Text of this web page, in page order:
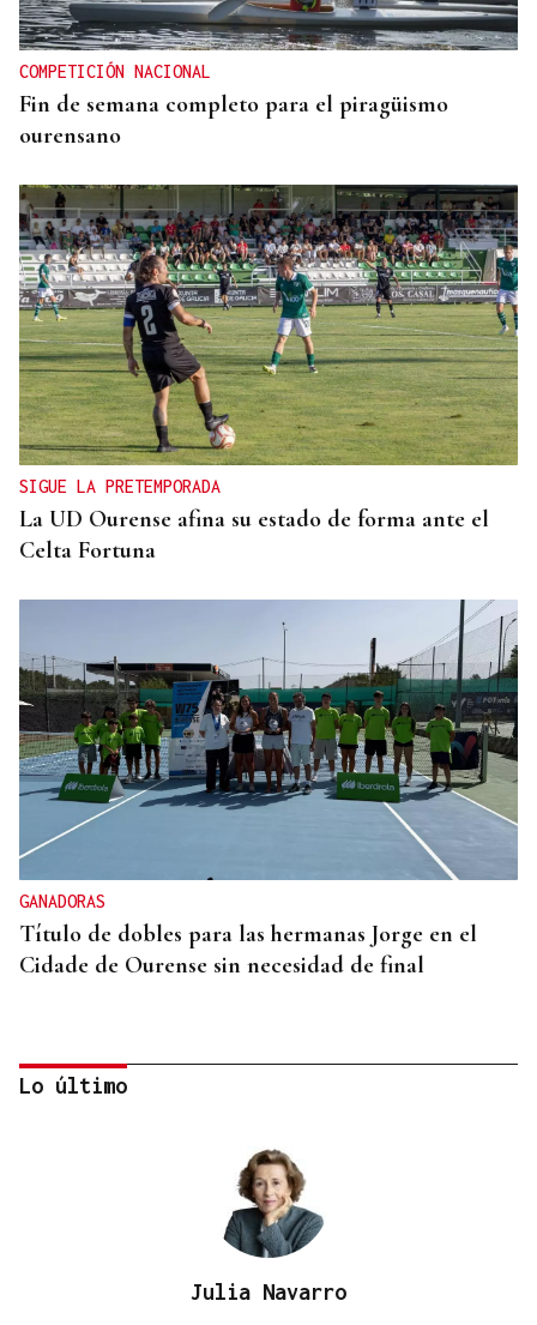
COMPETICIÓN NACIONAL
Fin de semana completo para el piragüismo
ourensano
SIGUE LA PRETEMPORADA
La UD Ourense afina su estado de forma ante el
Celta Fortuna
GANADORAS
Título de dobles para las hermanas Jorge en el
Cidade de Ourense sin necesidad de final
Lo último
Julia Navarro